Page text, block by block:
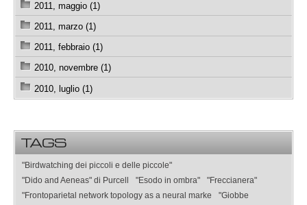
2011, maggio (1)
2011, marzo (1)
2011, febbraio (1)
2010, novembre (1)
2010, luglio (1)
TAGS
"Birdwatching dei piccoli e delle piccole"
"Dido and Aeneas" di Purcell
"Esodo in ombra"
"Freccianera"
"Frontoparietal network topology as a neural marke
"Giobbe